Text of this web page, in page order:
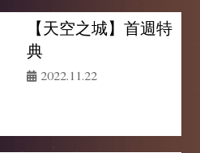
【天空之城】首週特
典
2022.11.22